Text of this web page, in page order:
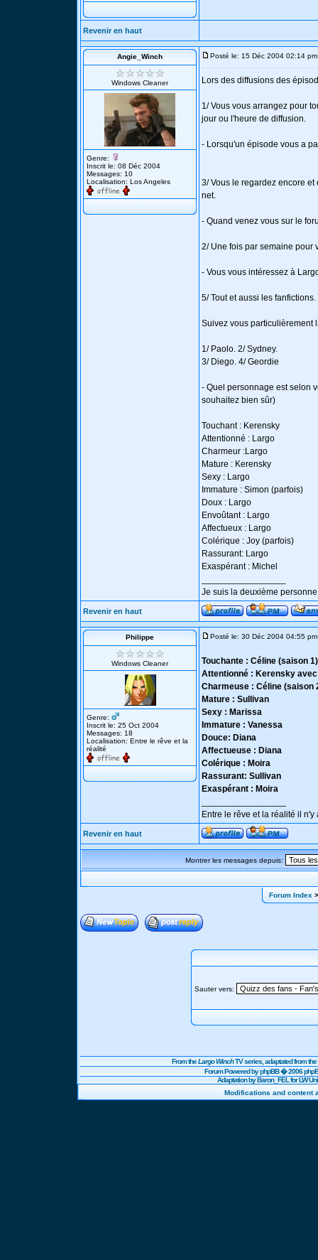
Revenir en haut
Angie_Winch
Windows Cleaner
Genre:
Inscrit le: 08 Déc 2004
Messages: 10
Localisation: Los Angeles
Posté le: 15 Déc 2004 02:14 pm
Lors des diffusions des
1/ Vous vous arrangez pour
jour ou l'heure de diffusion.
- Lorsqu'un épisode vous a
3/ Vous le regardez encore
net.
- Quand venez vous sur le
2/ Une fois par semaine pour
- Vous vous intéressez à
5/ Tout et aussi les fanfictions.
Suivez vous particulièrement
1/ Paolo. 2/ Sydney.
3/ Diego. 4/ Geordie
- Quel personnage est selon
souhaitez bien sûr)
Touchant : Kerensky
Attentionné : Largo
Charmeur :Largo
Mature : Kerensky
Sexy : Largo
Immature : Simon (parfois)
Doux : Largo
Envoûtant : Largo
Affectueux : Largo
Colérique : Joy (parfois)
Rassurant: Largo
Exaspérant : Michel
Je suis la deuxième
Revenir en haut
Philippe
Windows Cleaner
Genre:
Inscrit le: 25 Oct 2004
Messages: 18
Localisation: Entre le rêve et la
réalité
Posté le: 30 Déc 2004 04:55 pm
Touchante : Céline (saison 1)
Attentionné : Kerensky
Charmeuse : Céline (saison
Mature : Sullivan
Sexy : Marissa
Immature : Vanessa
Douce: Diana
Affectueuse : Diana
Colérique : Moira
Rassurant: Sullivan
Exaspérant : Moira
Entre le rêve et la réalité il n'y
Revenir en haut
Montrer les messages depuis:
Forum Index
Sauter vers:
From theLargo WinchTV series, adaptated from
Forum Powered byphpBB� 2006
Adaptation by Baron_FEL for LW
Modifications and content